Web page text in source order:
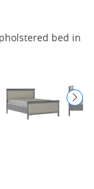
bed in